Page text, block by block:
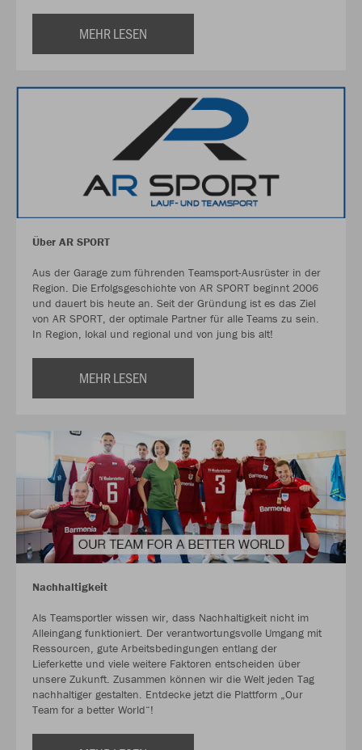
MEHR LESEN
Über AR SPORT
Aus der Garage zum führenden Teamsport-Ausrüster in der
Region. Die Erfolgsgeschichte von AR SPORT beginnt 2006
und dauert bis heute an. Seit der Gründung ist es das Ziel
von AR SPORT, der optimale Partner für alle Teams zu sein.
In Region, lokal und regional und von jung bis alt!
MEHR LESEN
Nachhaltigkeit
Als Teamsportler wissen wir, dass Nachhaltigkeit nicht im
Alleingang funktioniert. Der verantwortungsvolle Umgang mit
Ressourcen, gute Arbeitsbedingungen entlang der
Lieferkette und viele weitere Faktoren entscheiden über
unsere Zukunft. Zusammen können wir die Welt jeden Tag
nachhaltiger gestalten. Entdecke jetzt die Plattform „Our
Team for a better World“!